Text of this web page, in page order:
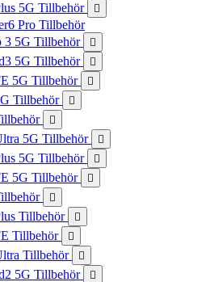
5G Tillbehör 
Pro Tillbehör
3 5G Tillbehör

5G Tillbehör 
5G Tillbehör 
Tillbehör 

5G Tillbehör 
5G Tillbehör 
5G Tillbehör 

Tillbehör 
Tillbehör 
Tillbehör 
5G Tillbehör 